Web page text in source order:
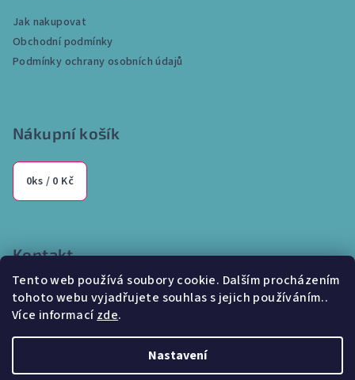
Tento web používá soubory cookie. Dalším procházením
tohoto webu vyjadřujete souhlas s jejich používáním..
Více informacízde.
Nastavení
Jak nakupovat
Obchodní podmínky
Podmínky ochrany osobních údajů
Nákupní košík
0ks / 0 Kč
Kontakt
info @internetparfem.cz
603 100 829